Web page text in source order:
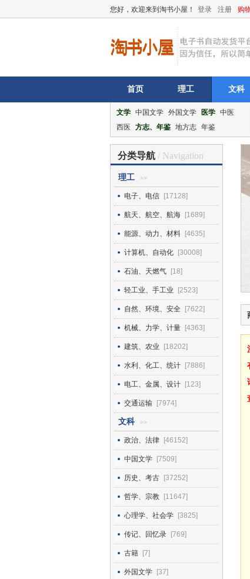
您好，欢迎来到淘书小屋！ 登录 注册 购
首页 理工 文科
文学 中国文学 外国文学 医学 中医
西医
方志、年鉴 地方志 年鉴
分类导航 / Navigation
理工 >>
电子、电信 [17128]
航天、航空、航海 [1689]
能源、动力、材料 [4635]
计算机、自动化 [30008]
石油、天燃气 [18]
轻工业、手工业 [2523]
自然、环境、安全 [7622]
机械、力学、计量 [4363]
建筑、农业 [18202]
水利、化工、统计 [7886]
电工、金属、设计 [123]
交通运输 [7974]
文科 >>
政治、法律 [46152]
中国文学 [7509]
历史、考古 [37252]
哲学、宗教 [11647]
心理学、社会学 [3825]
传记、回忆录 [769]
古籍 [7]
外国文学 [37]